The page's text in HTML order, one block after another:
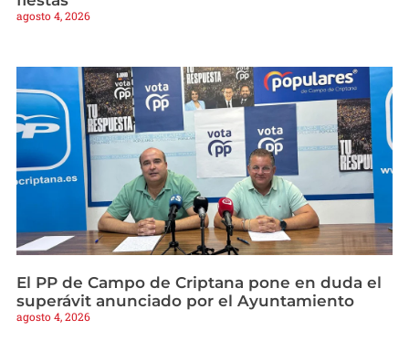
agosto 4, 2026
El PP de Campo de Criptana pone en duda el
superávit anunciado por el Ayuntamiento
agosto 4, 2026